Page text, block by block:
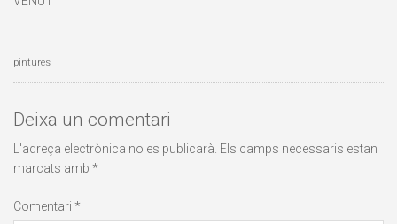
pintures
Deixa un comentari
L'adreça electrònica no es publicarà. Els camps necessaris estan
marcats amb *
Comentari *